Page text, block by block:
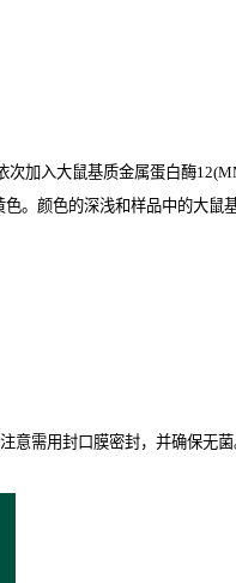
加入大鼠基质金属蛋白酶
。颜色的深浅和样品中的大鼠
意需用封口膜密封，并确保无